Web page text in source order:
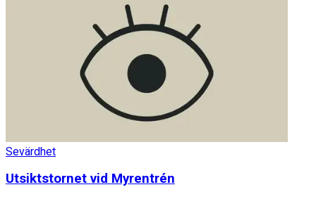
Sevärdhet
Utsiktstornet vid Myrentrén